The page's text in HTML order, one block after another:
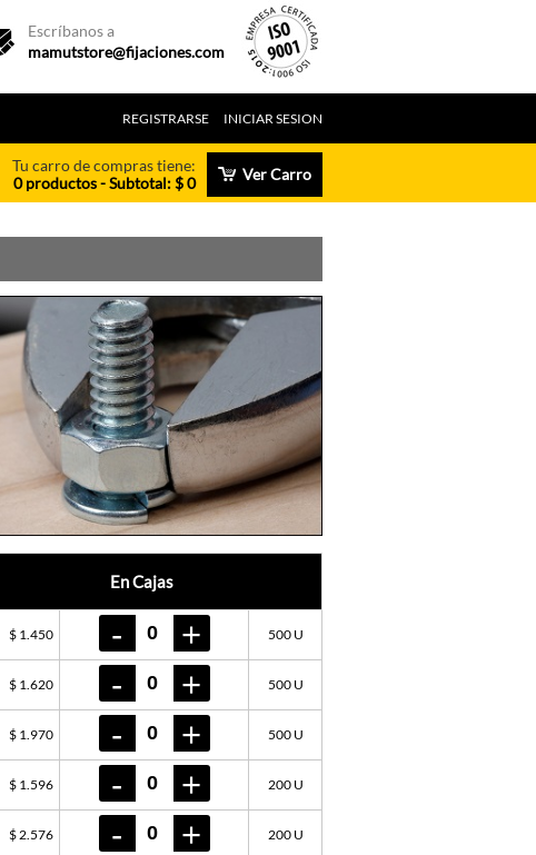
Escríbanos a
mamutstore@fijaciones.com
REGISTRARSE INICIAR SESION
Ver Carro
Tu carro de compras tiene:
0 productos - Subtotal: $ 0
En Cajas
$ 1.450 500 U
$ 1.620 500 U
$ 1.970 500 U
$ 1.596 200 U
$ 2.576 200 U